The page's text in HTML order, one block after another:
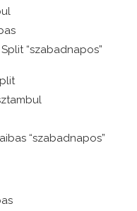
“szabadnapos”
“szabadnapos”